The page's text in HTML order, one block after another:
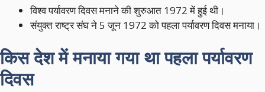
विश्व पर्यावरण दिवस मनाने की शुरुआत 1972 में हुई थी।
संयुक्त राष्ट्र संघ ने 5 जून 1972 को पहला पर्यावरण दिवस मनाया।
किस देश में मनाया गया था पहला पर्यावरण
दिवस